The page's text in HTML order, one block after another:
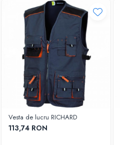
Vesta de lucru RICHARD
113,74 RON